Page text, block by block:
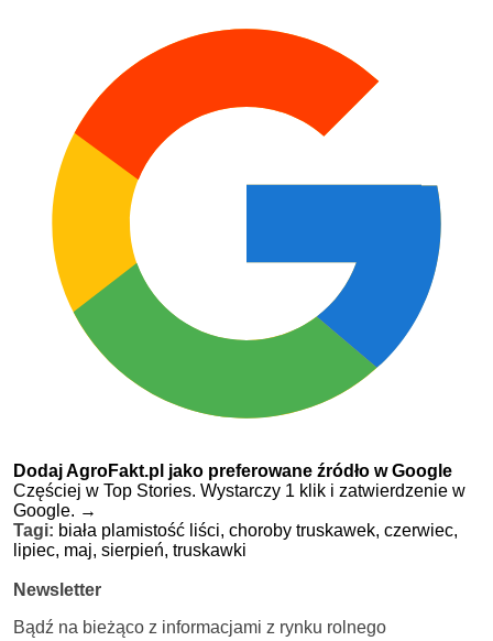
Dodaj AgroFakt.pl jako preferowane źródło w Google
Częściej w Top Stories. Wystarczy 1 klik i zatwierdzenie w
Google. →
Tagi: biała plamistość liści, choroby truskawek, czerwiec,
lipiec, maj, sierpień, truskawki
Newsletter
Bądź na bieżąco z informacjami z rynku rolnego